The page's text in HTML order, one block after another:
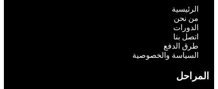
الرئيسية
من نحن
الدورات
اتصل بنا
طرق الدفع
السياسة والخصوصية
المراحل